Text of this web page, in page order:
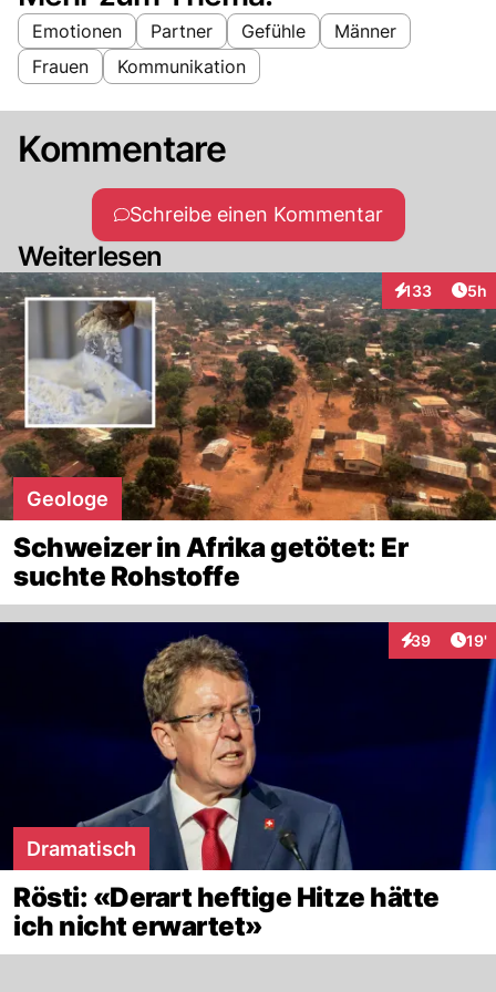
Emotionen Partner Gefühle
Männer
Frauen
Kommunikation
Kommentare
Schreibe einen Kommentar
Weiterlesen
133
Interaktionen
5h
Geologe
Schweizer in Afrika getötet: Er
suchte Rohstoffe
39
Interaktionen
19'
Dramatisch
Rösti: «Derart heftige Hitze hätte
ich nicht erwartet»